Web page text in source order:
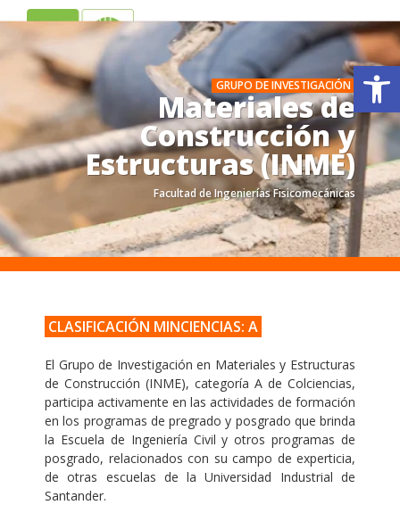
ES
GRUPO DE INVESTIGACIÓN
Materiales de
Construcción y
Estructuras (INME)
Facultad de Ingenierías Fisicomecánicas
.
.
CLASIFICACIÓN MINCIENCIAS: A
El Grupo de Investigación en Materiales y Estructuras
de Construcción (INME), categoría A de Colciencias,
participa activamente en las actividades de formación
en los programas de pregrado y posgrado que brinda
la Escuela de Ingeniería Civil y otros programas de
posgrado, relacionados con su campo de experticia,
de otras escuelas de la Universidad Industrial de
Santander.